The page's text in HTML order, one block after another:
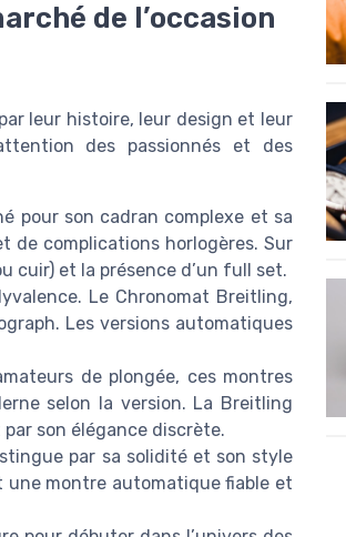
de l’occasion
leur histoire, leur design et leur
des passionnés et des
pour son cadran complexe et sa
de complications horlogères. Sur
cuir) et la présence d’un full set.
Le Chronomat Breitling,
Les versions automatiques
de plongée, ces montres
selon la version. La Breitling
son élégance discrète.
par sa solidité et son style
une montre automatique fiable et